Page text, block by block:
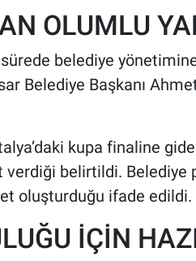
OLUMLU
sürede belediye
Belediye Başkanı
kupa finaline
belirtildi. Belediye
oluşturduğu ifade edildi.
İÇİN